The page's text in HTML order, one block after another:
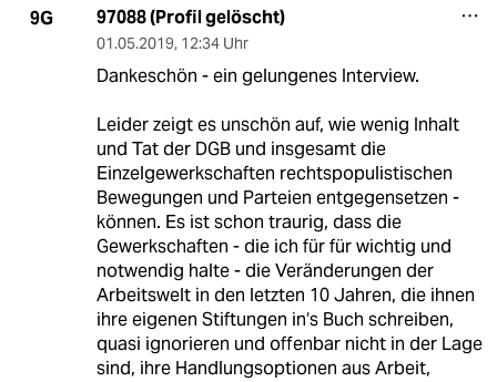
9G 97088 (Profil gelöscht)
01.05.2019, 12:34 Uhr
Dankeschön - ein gelungenes Interview.
Leider zeigt es unschön auf, wie wenig Inhalt
und Tat der DGB und insgesamt die
Einzelgewerkschaften rechtspopulistischen
Bewegungen und Parteien entgegensetzen -
können. Es ist schon traurig, dass die
Gewerkschaften - die ich für für wichtig und
notwendig halte - die Veränderungen der
Arbeitswelt in den letzten 10 Jahren, die ihnen
ihre eigenen Stiftungen in‘s Buch schreiben,
quasi ignorieren und offenbar nicht in der Lage
sind, ihre Handlungsoptionen aus Arbeit,